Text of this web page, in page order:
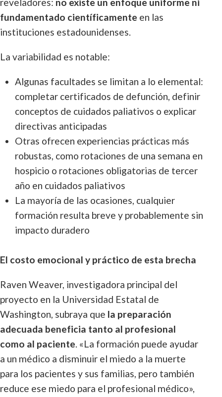
fundamentado científicamente en las
instituciones estadounidenses.
La variabilidad es notable:
Algunas facultades se limitan a lo elemental:
completar certificados de defunción, definir
conceptos de cuidados paliativos o explicar
directivas anticipadas
Otras ofrecen experiencias prácticas más
robustas, como rotaciones de una semana en
hospicio o rotaciones obligatorias de tercer
año en cuidados paliativos
La mayoría de las ocasiones, cualquier
formación resulta breve y probablemente sin
impacto duradero
El costo emocional y práctico de esta brecha
Raven Weaver, investigadora principal del
proyecto en la Universidad Estatal de
Washington, subraya que la preparación
adecuada beneficia tanto al profesional
como al paciente. «La formación puede ayudar
a un médico a disminuir el miedo a la muerte
para los pacientes y sus familias, pero también
reduce ese miedo para el profesional médico»,